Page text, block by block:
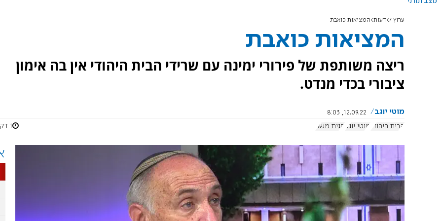
ערוץ 7 דעות המציאות כואבת
המציאות כואבת
ריצה משותפת של פירורי ימינה עם שרידי הבית היהודי אין בה אימון
ציבורי בכדי מנדט.
מוטי יוגב
12.09.22, 8:03
הבית היהודי
מוטי יוגב חגית משה 1 דקות